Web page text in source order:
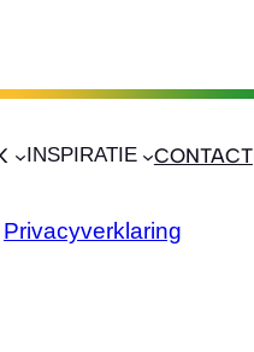
INSPIRATIE CONTACT
Privacyverklaring